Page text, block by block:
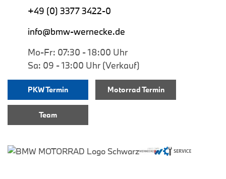
+49 (0) 3377 3422-0
info@bmw-wernecke.de
Mo-Fr: 07:30 - 18:00 Uhr
Sa: 09 - 13:00 Uhr (Verkauf)
PKW Termin Motorrad Termin
Team